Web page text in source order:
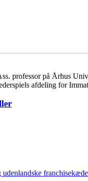
professor på Århus
afdeling for